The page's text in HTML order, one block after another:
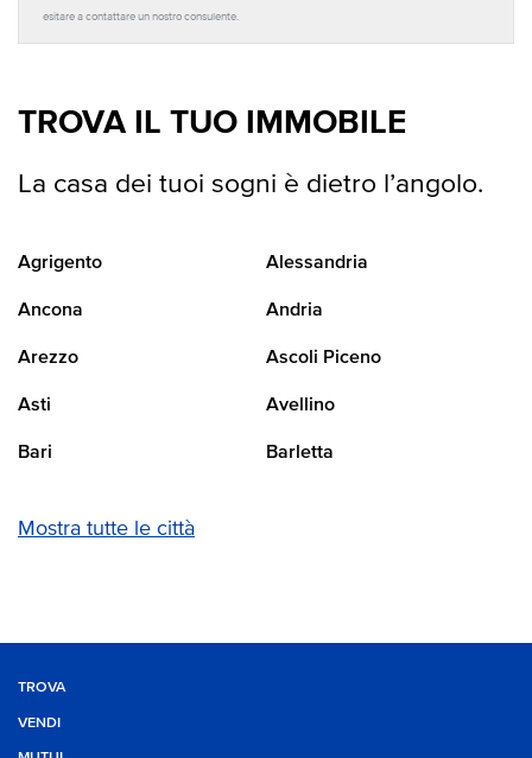
esitare a contattare un nostro consulente.
TROVA IL TUO IMMOBILE
La casa dei tuoi sogni è dietro l’angolo.
Agrigento Alessandria
Ancona Andria
Arezzo Ascoli Piceno
Asti Avellino
Bari Barletta
Mostra tutte le città
TROVA
VENDI